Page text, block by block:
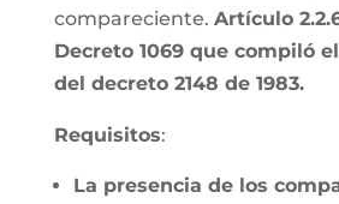
compareciente. Artículo
Decreto 1069 que compiló
del decreto 2148 de 1983.
Requisitos:
La presencia de los